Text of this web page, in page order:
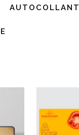
AUTOCOLLANT